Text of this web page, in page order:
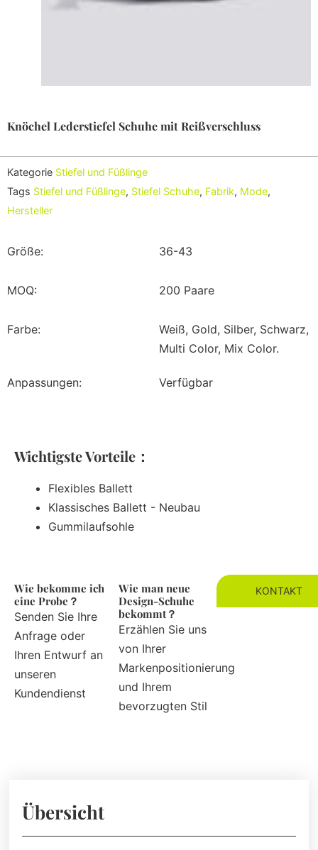
Knöchel Lederstiefel Schuhe mit Reißverschluss
Kategorie Stiefel und Füßlinge
Tags Stiefel und Füßlinge, Stiefel Schuhe, Fabrik, Mode,
Hersteller
Größe: 36-43
MOQ: 200 Paare
Farbe:
Weiß, Gold, Silber, Schwarz,
Multi Color, Mix Color.
Anpassungen: Verfügbar
Wichtigste Vorteile：
Flexibles Ballett
Klassisches Ballett - Neubau
Gummilaufsohle
Wie bekomme ich
eine Probe？
Senden Sie Ihre
Anfrage oder
Ihren Entwurf an
unseren
Kundendienst
Wie man neue
Design-Schuhe
bekommt？
Erzählen Sie uns
von Ihrer
Markenpositionierung
und Ihrem
bevorzugten Stil
KONTAKT
Übersicht